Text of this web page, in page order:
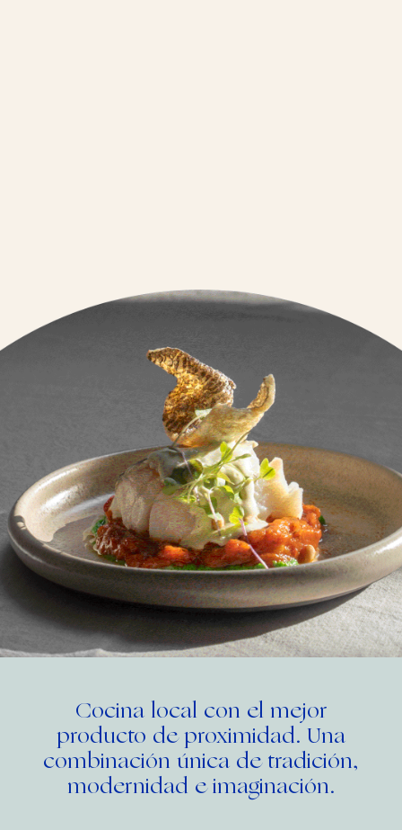
Cocina local con el mejor
producto de proximidad. Una
combinación única de tradición,
modernidad e imaginación.